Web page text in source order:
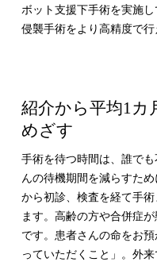
ボット支援下手術を実施
侵襲手術をより高精度で行
紹介から平均1カ
めざす
手術を待つ時間は、誰で
んの待機期間を減らすた
から初診、検査を経て手
ます。高齢の方や合併症
です。患者さんの命をお
っていただくこと」。外